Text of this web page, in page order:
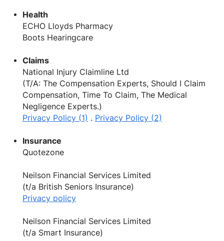
Health
ECHO Lloyds Pharmacy
Boots Hearingcare
Claims
National Injury Claimline Ltd
(T/A: The Compensation Experts, Should I Claim
Compensation, Time To Claim, The Medical
Negligence Experts.)
Privacy Policy (1) . Privacy Policy (2)
Insurance
Quotezone
Neilson Financial Services Limited
(t/a British Seniors Insurance)
Privacy policy
Neilson Financial Services Limited
(t/a Smart Insurance)